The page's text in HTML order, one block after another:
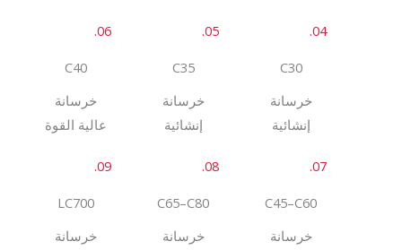
04.
C30
ﺧﺮﺳﺎﻧﺔ
إﻧﺸﺎﺋﻴﺔ
05.
C35
ﺧﺮﺳﺎﻧﺔ
إﻧﺸﺎﺋﻴﺔ
06.
C40
ﺧﺮﺳﺎﻧﺔ
ﻋﺎﻟﻴﺔ اﻟﻘﻮة
07.
C45–C60
ﺧﺮﺳﺎﻧﺔ
08.
C65–C80
ﺧﺮﺳﺎﻧﺔ
09.
LC700
ﺧﺮﺳﺎﻧﺔ